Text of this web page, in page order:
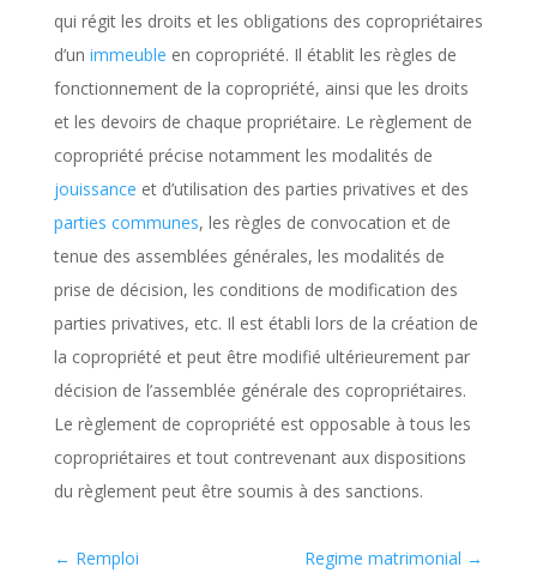
qui régit les droits et les obligations des copropriétaires
d’un immeuble en copropriété. Il établit les règles de
fonctionnement de la copropriété, ainsi que les droits
et les devoirs de chaque propriétaire. Le règlement de
copropriété précise notamment les modalités de
jouissance et d’utilisation des parties privatives et des
parties communes, les règles de convocation et de
tenue des assemblées générales, les modalités de
prise de décision, les conditions de modification des
parties privatives, etc. Il est établi lors de la création de
la copropriété et peut être modifié ultérieurement par
décision de l’assemblée générale des copropriétaires.
Le règlement de copropriété est opposable à tous les
copropriétaires et tout contrevenant aux dispositions
du règlement peut être soumis à des sanctions.
← Remploi Regime matrimonial →